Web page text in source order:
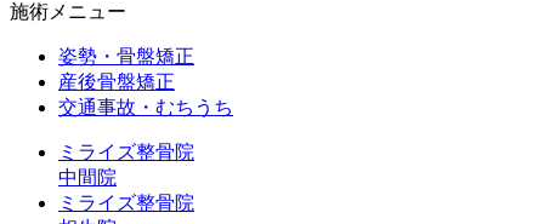
施術メニュー
姿勢・骨盤矯正
産後骨盤矯正
交通事故・むちうち
ミライズ整骨院
中間院
ミライズ整骨院